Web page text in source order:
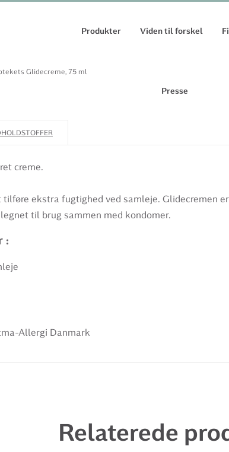
Produkter Viden til forskel
Presse
Glidecreme, 75 ml
creme.
ekstra fugtighed ved samleje. Glidecremen
til brug sammen med kondomer.
:
Allergi Danmark
Relaterede